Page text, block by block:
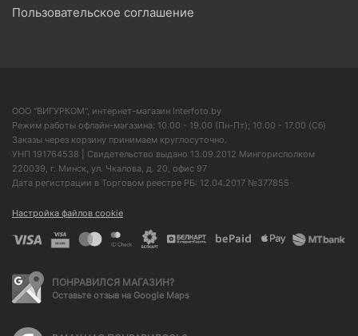
Пользовательское соглашение
ООО "ВИГУРКОМ", интернет-магазин Interfoto.by
Режим работы офлайн-магазина: 10.00 - 19.00 (Пн-Пт); 10.00 - 17.00 (Сб)
Заказы через корзину принимаем круглосуточно.
УНП 191764538 | Свидетельство выдано 13.09.2012 Мингорисполком
220039, г. Минск, ул. Чкалова, д. 20, офис 97
Дата регистрации в Торговом реестре РБ: 12.04.2017 №377855
Настройка файлов cookie
ПОНРАВИЛСЯ МАГАЗИН?
Оставьте отзыв на Google Maps